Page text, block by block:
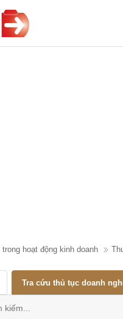
trong hoạt động kinh doanh
Tra cứu thủ tục doanh